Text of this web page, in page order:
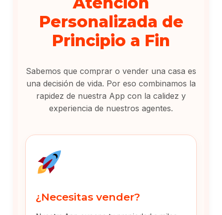
Personalizada de
Principio a Fin
Sabemos que comprar o vender una casa es
una decisión de vida. Por eso combinamos la
rapidez de nuestra App con la calidez y
experiencia de nuestros agentes.
¿Necesitas vender?